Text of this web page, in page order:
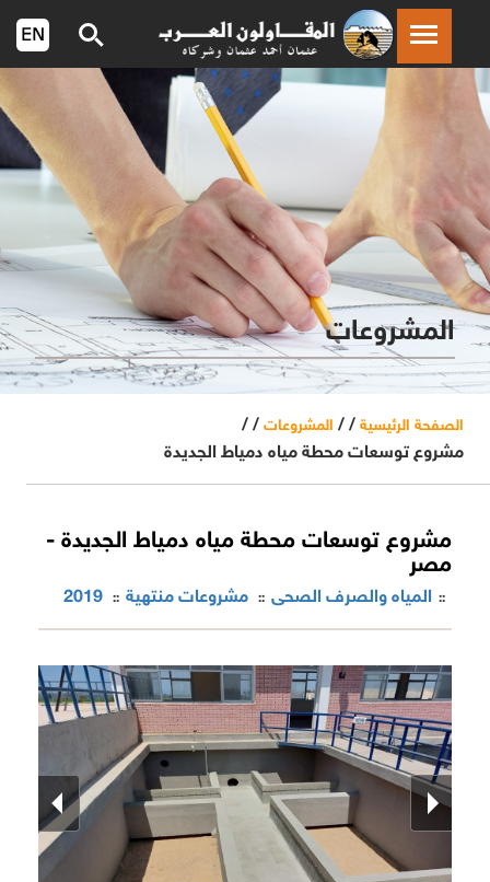
المشروعات
الصفحة الرئيسية / / المشروعات / /
مشروع توسعات محطة مياه دمياط الجديدة
مشروع توسعات محطة مياه دمياط الجديدة -
مصر
2019:: مشروعات منتهية:: المياه والصرف الصحى ::